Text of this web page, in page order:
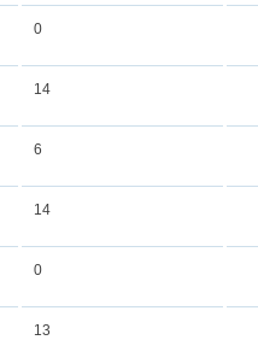
0
14
6
14
0
13